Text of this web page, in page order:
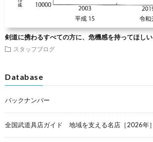
剣道に携わるすべての方に、危機感を持ってほしい
スタッフブログ
Database
バックナンバー
全国武道具店ガイド 地域を支える名店［2026年］